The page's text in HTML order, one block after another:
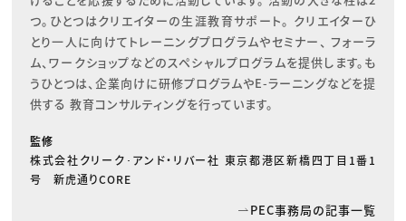
つ。ひとつはクリエイターの生涯教育サポート。 クリエイターひ
とり一人に向けてトレーニングプログラムやセミナー、 フォーラ
ム、ワークショップなどのスペシャルプログラムを提供します。も
うひとつは、企業向けに研修プログラムやE-ラーニングなどを提
供する 教育コンサルティングを行っています。
監修
株式会社クリーク･アンド・リバー社 東京都港区新橋四丁目1番1
号 新虎通りCORE
PEC事務局の記事一覧